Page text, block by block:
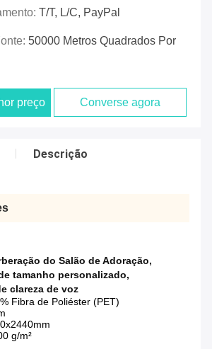
T/T, L/C, PayPal
50000 Metros Quadrados Por
preço Converse agora
Descrição
do Salão de Adoração,
tamanho personalizado,
clareza de voz
Fibra de Poliéster (PET)
g/m²